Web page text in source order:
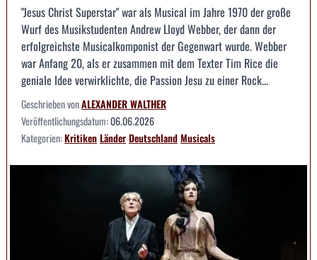
"Jesus Christ Superstar" war als Musical im Jahre 1970 der große
Wurf des Musikstudenten Andrew Lloyd Webber, der dann der
erfolgreichste Musicalkomponist der Gegenwart wurde. Webber
war Anfang 20, als er zusammen mit dem Texter Tim Rice die
geniale Idee verwirklichte, die Passion Jesu zu einer Rock...
Geschrieben vonALEXANDER WALTHER
Veröffentlichungsdatum:06.06.2026
Kategorien:KritikenLänderDeutschlandMusicals